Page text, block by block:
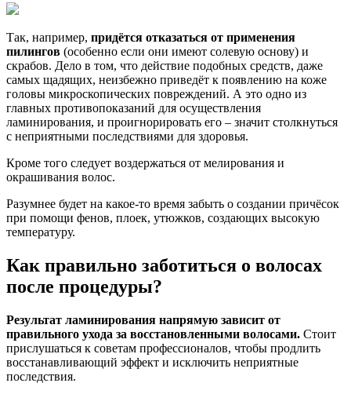
Так, например, придётся отказаться от применения
пилингов (особенно если они имеют солевую основу) и
скрабов. Дело в том, что действие подобных средств, даже
самых щадящих, неизбежно приведёт к появлению на коже
головы микроскопических повреждений. А это одно из
главных противопоказаний для осуществления
ламинирования, и проигнорировать его – значит столкнуться
с неприятными последствиями для здоровья.
Кроме того следует воздержаться от мелирования и
окрашивания волос.
Разумнее будет на какое-то время забыть о создании причёсок
при помощи фенов, плоек, утюжков, создающих высокую
температуру.
Как правильно заботиться о волосах
после процедуры?
Результат ламинирования напрямую зависит от
правильного ухода за восстановленными волосами. Стоит
прислушаться к советам профессионалов, чтобы продлить
восстанавливающий эффект и исключить неприятные
последствия.